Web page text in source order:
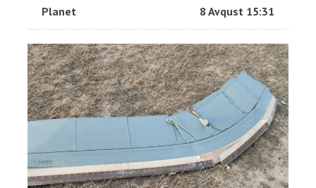
Planet 8 Avqust 15:31